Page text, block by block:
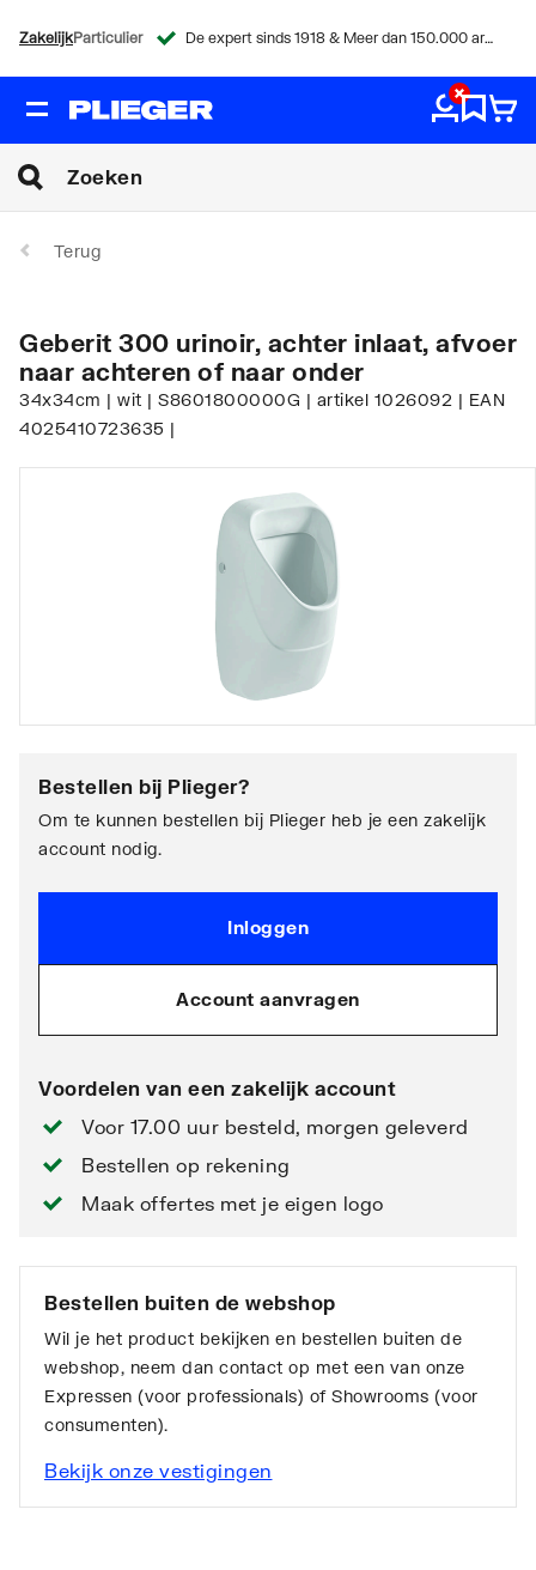
ZakelijkParticulier De expert sinds 1918 & Meer dan 150.000 artikelen
Terug
Geberit 300 urinoir, achter inlaat, afvoer
naar achteren of naar onder
34x34cm | wit | S8601800000G | artikel 1026092 | EAN
4025410723635 |
Bestellen bij Plieger?
Om te kunnen bestellen bij Plieger heb je een zakelijk
account nodig.
Inloggen
Account aanvragen
Voordelen van een zakelijk account
Voor 17.00 uur besteld, morgen geleverd
Bestellen op rekening
Maak offertes met je eigen logo
Bestellen buiten de webshop
Wil je het product bekijken en bestellen buiten de
webshop, neem dan contact op met een van onze
Expressen (voor professionals) of Showrooms (voor
consumenten).
Bekijk onze vestigingen